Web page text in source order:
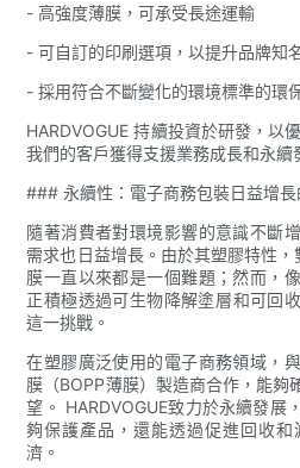
- 高強度薄膜，可承受長途運輸
- 可自訂的印刷選項，以提升品牌知
- 採用符合不斷變化的環境標準的環
HARDVOGUE 持續投資於研發，以
我們的客戶獲得支援業務成長和永續
### 永續性：電子商務包裝日益增長
隨著消費者對環境影響的意識不斷
需求也日益增長。由於其塑膠特性
膜一直以來都是一個難題；然而，
正積極透過可生物降解塗層​​和可回
這一挑戰。
在塑膠廣泛使用的電子商務領域，
膜（BOPP薄膜）製造商合作，能夠
望。 HARDVOGUE致力於永續發展
夠保護產品，還能透過促進回收
濟。